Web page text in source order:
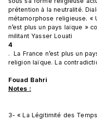
prétention à la neutralité.
métamorphose religieuse. «
n’est plus un pays laïque »
militant Yasser Louati
4
.  La France n’est plus un
religion laïque. La
Fouad Bahri
Notes :
3- « La Légitimité des